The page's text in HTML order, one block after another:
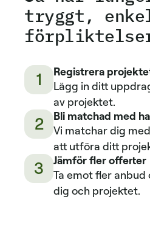
tryggt,
1
Registrera
Lägg in ditt
av projektet.
2
Bli matchad med
Vi matchar dig
att utföra ditt
3
Jämför fler offerter
Ta emot fler
dig och projektet.